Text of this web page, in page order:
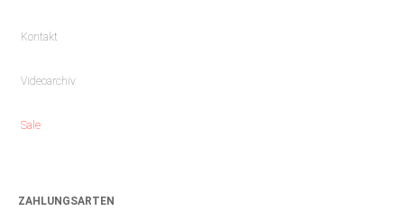
Kontakt
Videoarchiv
Sale
ZAHLUNGSARTEN